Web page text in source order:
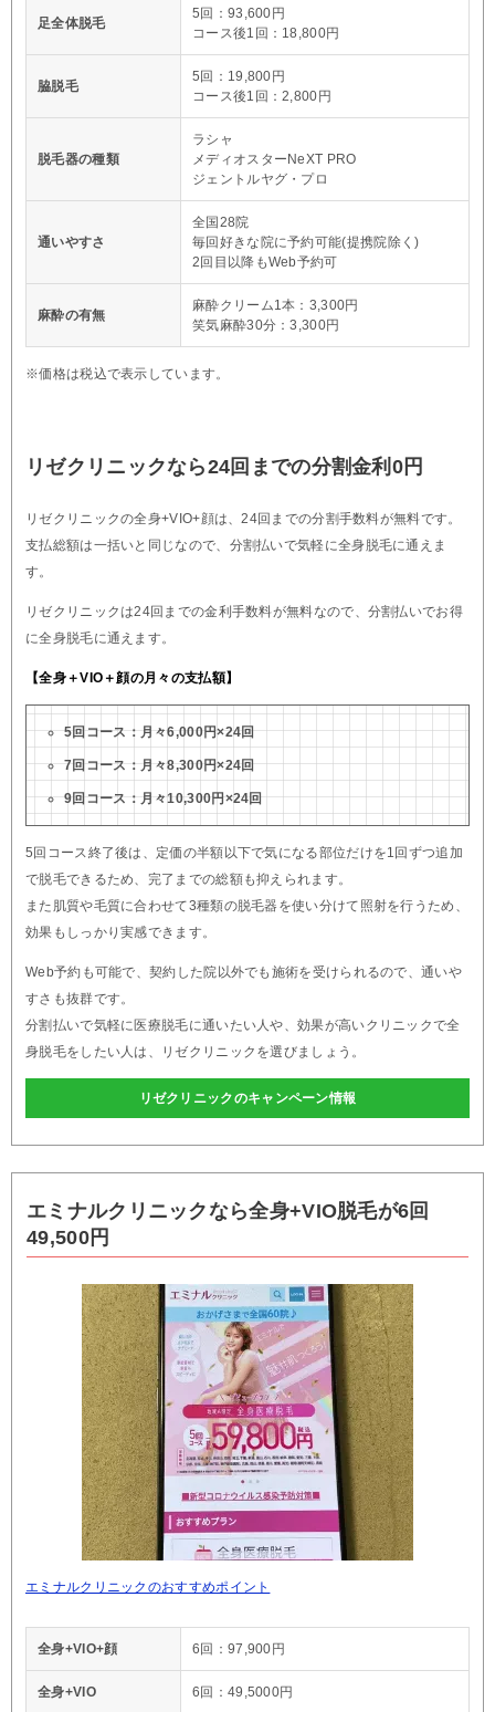
足全体脱毛
5回：93,600円
コース後1回：18,800円
脇脱毛
5回：19,800円
コース後1回：2,800円
脱毛器の種類
ラシャ
メディオスターNeXT PRO
ジェントルヤグ・プロ
通いやすさ
全国28院
毎回好きな院に予約可能(提携院除く)
2回目以降もWeb予約可
麻酔の有無
麻酔クリーム1本：3,300円
笑気麻酔30分：3,300円
※価格は税込で表示しています。
リゼクリニックなら24回までの分割金利0円
リゼクリニックの全身+VIO+顔は、24回までの分割手数料が無料です。
支払総額は一括いと同じなので、分割払いで気軽に全身脱毛に通えま
す。
リゼクリニックは24回までの金利手数料が無料なので、分割払いでお得
に全身脱毛に通えます。
【全身＋VIO＋顔の月々の支払額】
5回コース：月々6,000円×24回
7回コース：月々8,300円×24回
9回コース：月々10,300円×24回
5回コース終了後は、定価の半額以下で気になる部位だけを1回ずつ追加
で脱毛できるため、完了までの総額も抑えられます。
また肌質や毛質に合わせて3種類の脱毛器を使い分けて照射を行うため、
効果もしっかり実感できます。
Web予約も可能で、契約した院以外でも施術を受けられるので、通いや
すさも抜群です。
分割払いで気軽に医療脱毛に通いたい人や、効果が高いクリニックで全
身脱毛をしたい人は、リゼクリニックを選びましょう。
リゼクリニックのキャンペーン情報
エミナルクリニックなら全身+VIO脱毛が6回
49,500円
エミナルクリニックのおすすめポイント
全身+VIO+顔 6回：97,900円
全身+VIO 6回：49,5000円